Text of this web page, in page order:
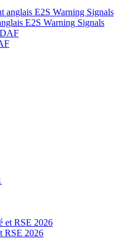
E2S Warning Signals
RSE 2026